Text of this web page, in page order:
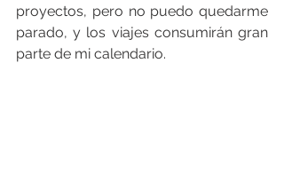
proyectos, pero no puedo quedarme
parado, y los viajes consumirán gran
parte de mi calendario.